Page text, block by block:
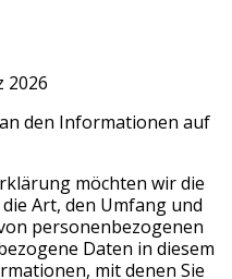
2026
den Informationen auf
möchten wir die
Art, den Umfang und
personenbezogenen
Daten in diesem
mit denen Sie